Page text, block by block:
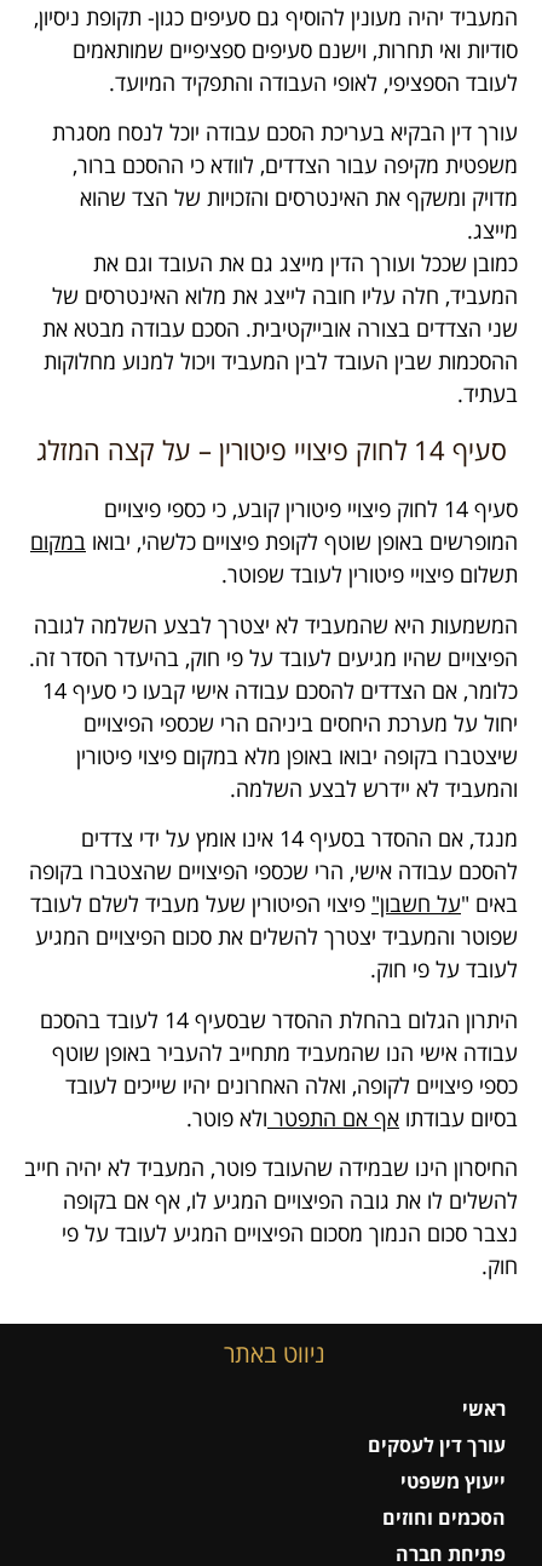
המעביד יהיה מעונין להוסיף גם סעיפים כגון- תקופת ניסיון,
סודיות ואי תחרות, וישנם סעיפים ספציפיים שמותאמים
לעובד הספציפי, לאופי העבודה והתפקיד המיועד.
עורך דין הבקיא בעריכת הסכם עבודה יוכל לנסח מסגרת
משפטית מקיפה עבור הצדדים, לוודא כי ההסכם ברור,
מדויק ומשקף את האינטרסים והזכויות של הצד שהוא
מייצג.
כמובן שככל ועורך הדין מייצג גם את העובד וגם את
המעביד, חלה עליו חובה לייצג את מלוא האינטרסים של
שני הצדדים בצורה אובייקטיבית. הסכם עבודה מבטא את
ההסכמות שבין העובד לבין המעביד ויכול למנוע מחלוקות
בעתיד.
סעיף 14 לחוק פיצויי פיטורין – על קצה המזלג
סעיף 14 לחוק פיצויי פיטורין קובע, כי כספי פיצויים
המופרשים באופן שוטף לקופת פיצויים כלשהי, יבואו במקום
תשלום פיצויי פיטורין לעובד שפוטר.
המשמעות היא שהמעביד לא יצטרך לבצע השלמה לגובה
הפיצויים שהיו מגיעים לעובד על פי חוק, בהיעדר הסדר זה.
כלומר, אם הצדדים להסכם עבודה אישי קבעו כי סעיף 14
יחול על מערכת היחסים ביניהם הרי שכספי הפיצויים
שיצטברו בקופה יבואו באופן מלא במקום פיצוי פיטורין
והמעביד לא יידרש לבצע השלמה.
מנגד, אם ההסדר בסעיף 14 אינו אומץ על ידי צדדים
להסכם עבודה אישי, הרי שכספי הפיצויים שהצטברו בקופה
באים "על חשבון" פיצוי הפיטורין שעל מעביד לשלם לעובד
שפוטר והמעביד יצטרך להשלים את סכום הפיצויים המגיע
לעובד על פי חוק.
היתרון הגלום בהחלת ההסדר שבסעיף 14 לעובד בהסכם
עבודה אישי הנו שהמעביד מתחייב להעביר באופן שוטף
כספי פיצויים לקופה, ואלה האחרונים יהיו שייכים לעובד
בסיום עבודתו אף אם התפטר ולא פוטר.
החיסרון הינו שבמידה שהעובד פוטר, המעביד לא יהיה חייב
להשלים לו את גובה הפיצויים המגיע לו, אף אם בקופה
נצבר סכום הנמוך מסכום הפיצויים המגיע לעובד על פי
חוק.
ניווט באתר
ראשי
עורך דין לעסקים
ייעוץ משפטי
הסכמים וחוזים
פתיחת חברה